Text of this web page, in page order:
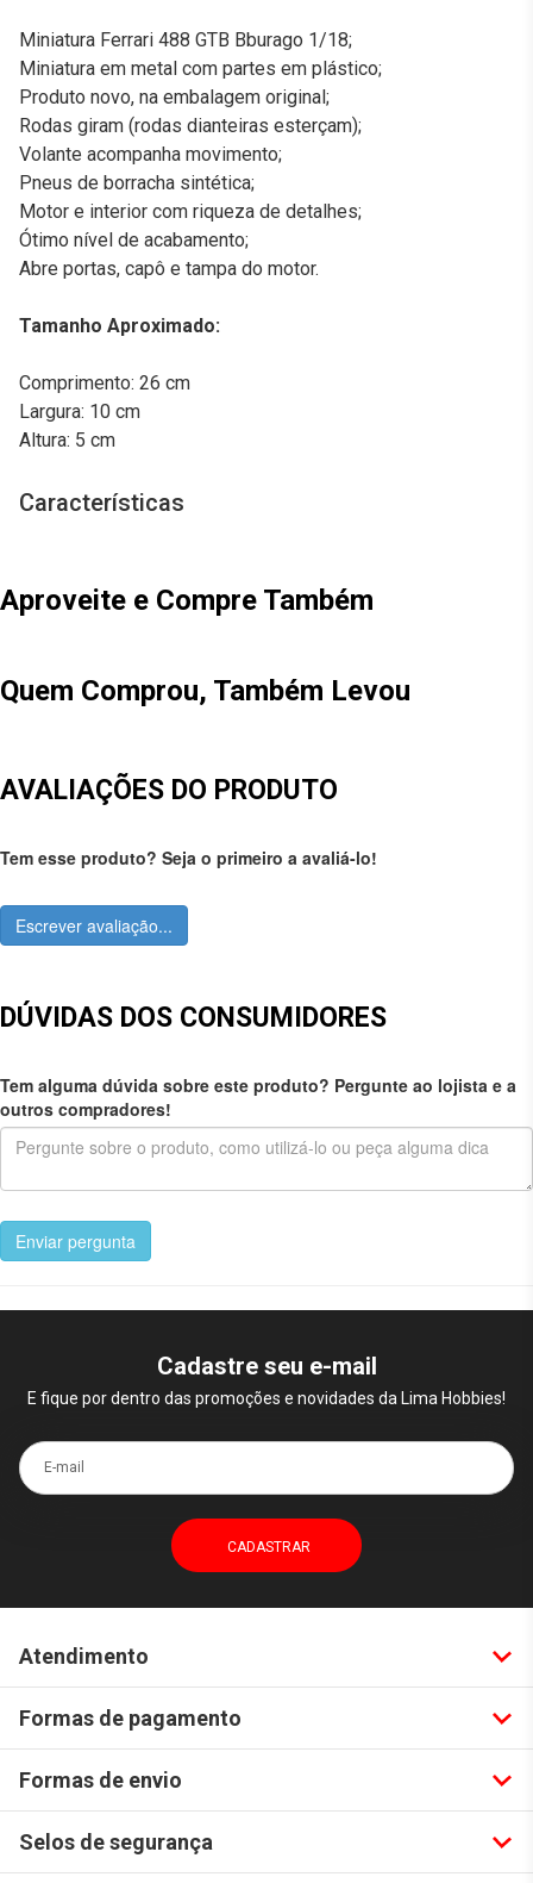
Miniatura Ferrari 488 GTB Bburago 1/18;
Miniatura em metal com partes em plástico;
Produto novo, na embalagem original;
Rodas giram (rodas dianteiras esterçam);
Volante acompanha movimento;
Pneus de borracha sintética;
Motor e interior com riqueza de detalhes;
Ótimo nível de acabamento;
Abre portas, capô e tampa do motor.
Tamanho Aproximado:
Comprimento: 26 cm
Largura: 10 cm
Altura: 5 cm
Características
Aproveite e Compre Também
Quem Comprou, Também Levou
AVALIAÇÕES DO PRODUTO
Tem esse produto? Seja o primeiro a avaliá-lo!
Escrever avaliação...
DÚVIDAS DOS CONSUMIDORES
Tem alguma dúvida sobre este produto? Pergunte ao lojista e a
outros compradores!
Enviar pergunta
Cadastre seu e-mail
E fique por dentro das promoções e novidades da Lima Hobbies!
E-mail
Atendimento
Formas de pagamento
Formas de envio
Selos de segurança